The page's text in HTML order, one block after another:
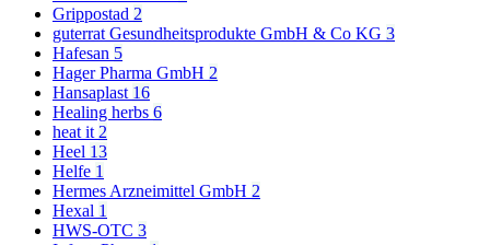
Grippostad 2
guterrat Gesundheitsprodukte GmbH & Co KG 3
Hafesan 5
Hager Pharma GmbH 2
Hansaplast 16
Healing herbs 6
heat it 2
Heel 13
Helfe 1
Hermes Arzneimittel GmbH 2
Hexal 1
HWS-OTC 3